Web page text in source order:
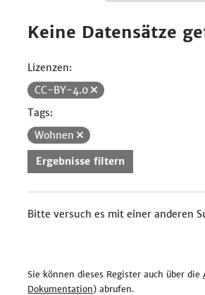
Keine Datensätze
Lizenzen:
CC-BY-4.0
Tags:
Wohnen
Ergebnisse filtern
Bitte versuch es mit einer anderen
Sie können dieses Register auch über die
Dokumentation) abrufen.